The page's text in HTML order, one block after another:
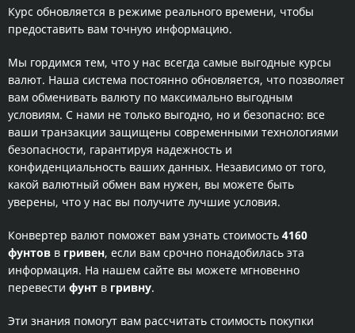
Курс обновляется в режиме реального времени, чтобы
предоставить вам точную информацию.
Мы гордимся тем, что у нас всегда самые выгодные курсы
валют. Наша система постоянно обновляется, что позволяет
вам обменивать валюту по максимально выгодным
условиям. С нами не только выгодно, но и безопасно: все
ваши транзакции защищены современными технологиями
безопасности, гарантируя надежность и
конфиденциальность ваших данных. Независимо от того,
какой валютный обмен вам нужен, вы можете быть
уверены, что у нас вы получите лучшие условия.
Конвертер валют поможет вам узнать стоимость 4160
фунтов в гривен, если вам срочно понадобилась эта
информация. На нашем сайте вы можете мгновенно
перевести фунт в гривну.
Эти знания помогут вам рассчитать стоимость покупки